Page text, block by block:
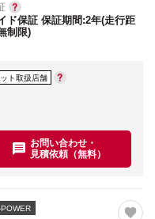
ド保証 保証期間:2年(走行距
制限)
ト取扱店舗
お問い合わせ・
見積依頼（無料）